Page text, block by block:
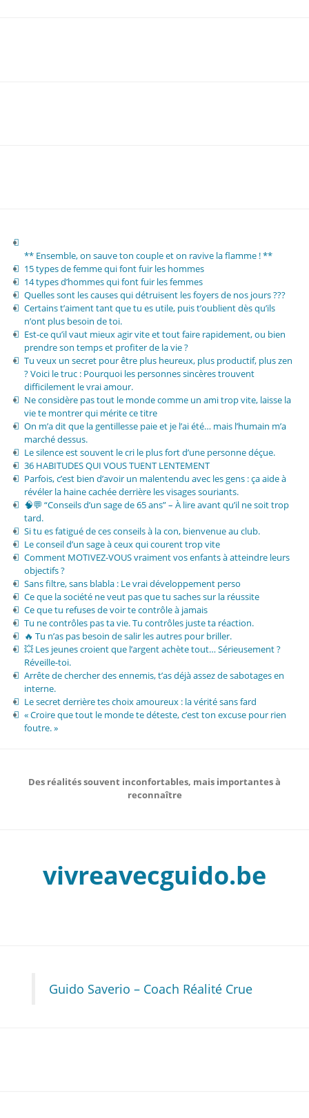
** Ensemble, on sauve ton couple et on ravive la flamme ! **
15 types de femme qui font fuir les hommes
14 types d’hommes qui font fuir les femmes
Quelles sont les causes qui détruisent les foyers de nos jours ???
Certains t’aiment tant que tu es utile, puis t’oublient dès qu’ils
n’ont plus besoin de toi.
Est-ce qu’il vaut mieux agir vite et tout faire rapidement, ou bien
prendre son temps et profiter de la vie ?
Tu veux un secret pour être plus heureux, plus productif, plus zen
? Voici le truc : Pourquoi les personnes sincères trouvent
difficilement le vrai amour.
Ne considère pas tout le monde comme un ami trop vite, laisse la
vie te montrer qui mérite ce titre
On m’a dit que la gentillesse paie et je l’ai été… mais l’humain m’a
marché dessus.
Le silence est souvent le cri le plus fort d’une personne déçue.
36 HABITUDES QUI VOUS TUENT LENTEMENT
Parfois, c’est bien d’avoir un malentendu avec les gens : ça aide à
révéler la haine cachée derrière les visages souriants.
🧠💬 “Conseils d’un sage de 65 ans” – À lire avant qu’il ne soit trop
tard.
Si tu es fatigué de ces conseils à la con, bienvenue au club.
Le conseil d’un sage à ceux qui courent trop vite
Comment MOTIVEZ-VOUS vraiment vos enfants à atteindre leurs
objectifs ?
Sans filtre, sans blabla : Le vrai développement perso
Ce que la société ne veut pas que tu saches sur la réussite
Ce que tu refuses de voir te contrôle à jamais
Tu ne contrôles pas ta vie. Tu contrôles juste ta réaction.
🔥 Tu n’as pas besoin de salir les autres pour briller.
💥 Les jeunes croient que l’argent achète tout… Sérieusement ?
Réveille-toi.
Arrête de chercher des ennemis, t’as déjà assez de sabotages en
interne.
Le secret derrière tes choix amoureux : la vérité sans fard
« Croire que tout le monde te déteste, c’est ton excuse pour rien
foutre. »
Des réalités souvent inconfortables, mais importantes à
reconnaître
vivreavecguido.be
Guido Saverio – Coach Réalité Crue